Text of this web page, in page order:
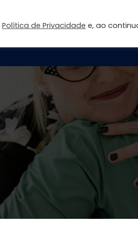
Política de Privacidade e, ao